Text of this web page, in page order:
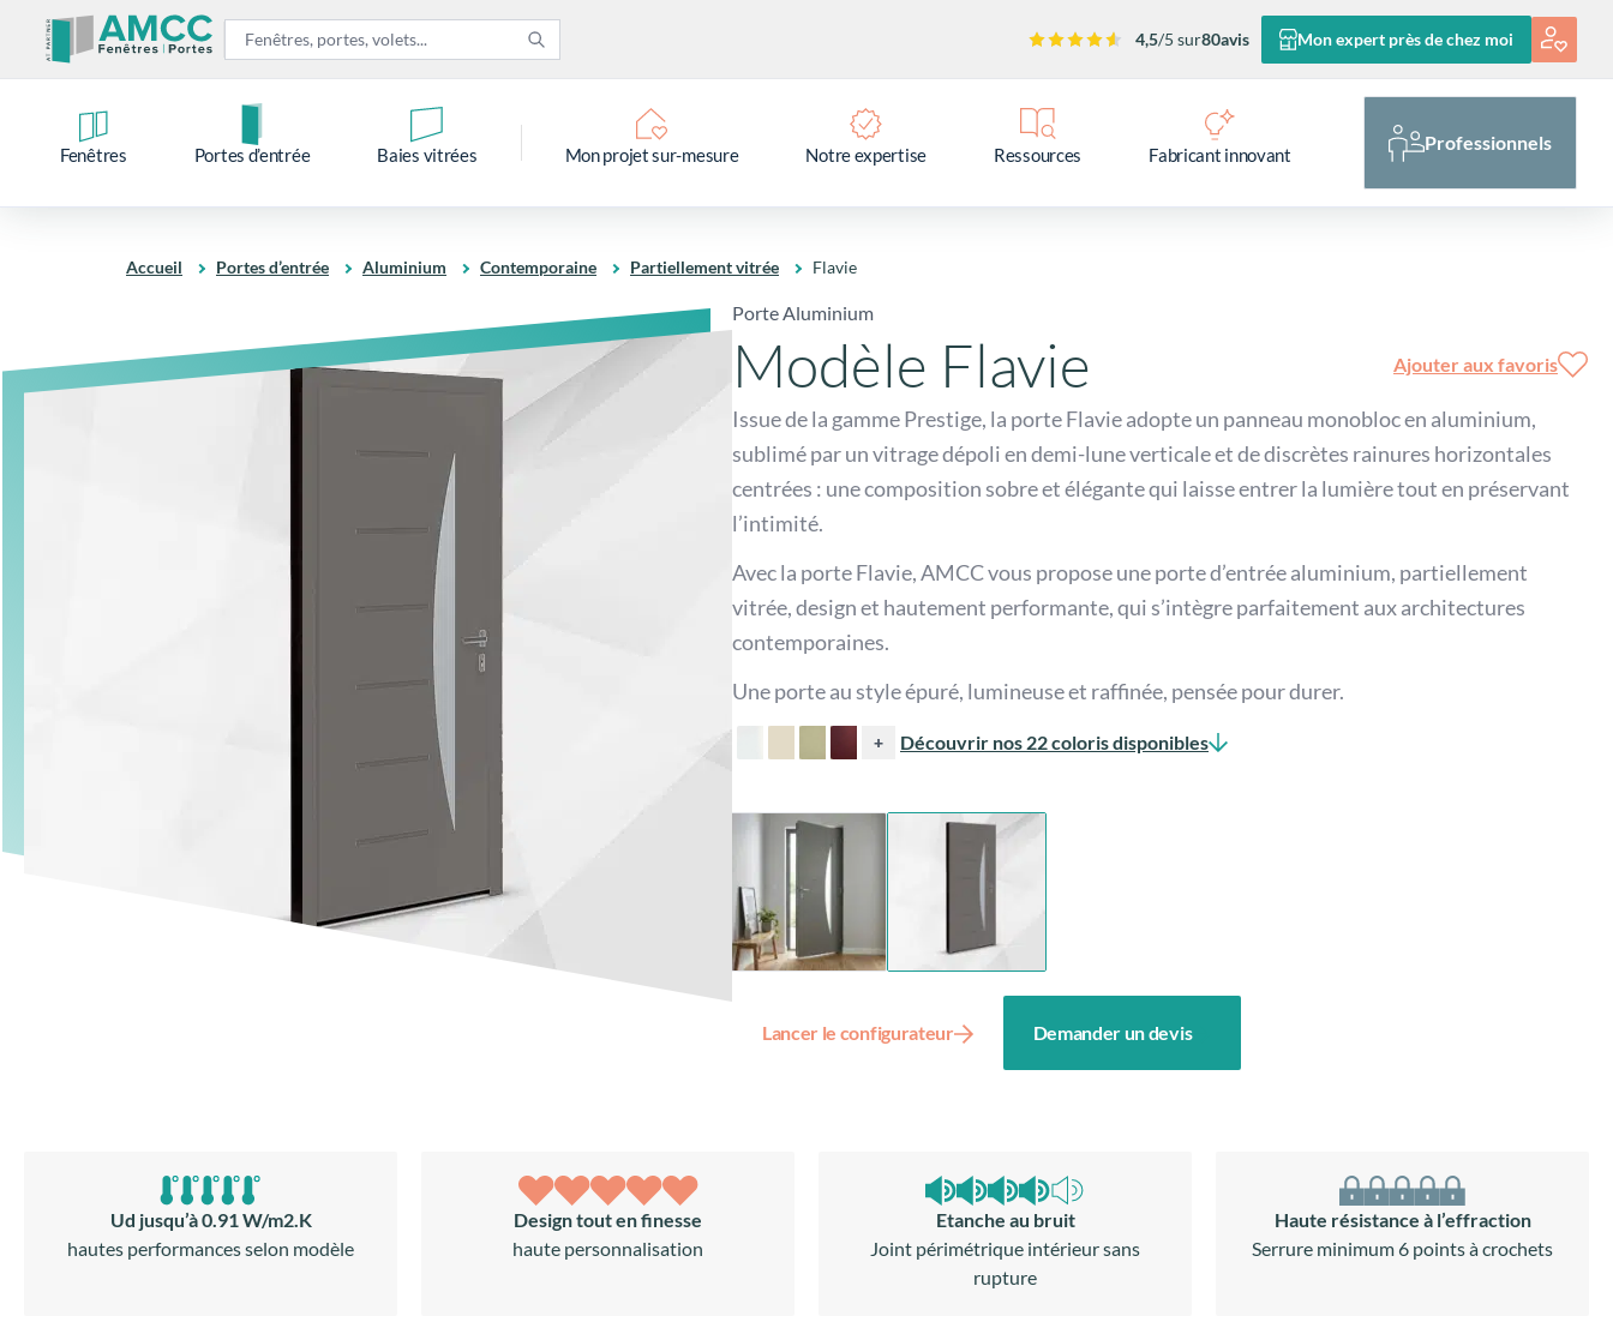
4,5/5 sur80avis Mon expert près de chez moi
Fenêtres Portes d’entrée Baies vitrées Mon projet sur-mesure Notre expertise Ressources Fabricant innovant
Professionnels
Accueil Portes d’entrée Aluminium Contemporaine Partiellement vitrée Flavie
Porte Aluminium
Modèle Flavie Ajouter aux favoris
Issue de la gamme Prestige, la porte Flavie adopte un panneau monobloc en aluminium,
sublimé par un vitrage dépoli en demi-lune verticale et de discrètes rainures horizontales
centrées : une composition sobre et élégante qui laisse entrer la lumière tout en préservant
l’intimité.
Avec la porte Flavie, AMCC vous propose une porte d’entrée aluminium, partiellement
vitrée, design et hautement performante, qui s’intègre parfaitement aux architectures
contemporaines.
Une porte au style épuré, lumineuse et raffinée, pensée pour durer.
+ Découvrir nos 22 coloris disponibles
Lancer le configurateur Demander un devis
Ud jusqu’à 0.91 W/m2.K
hautes performances selon modèle
Design tout en finesse
haute personnalisation
Etanche au bruit
Joint périmétrique intérieur sans
rupture
Haute résistance à l’effraction
Serrure minimum 6 points à crochets